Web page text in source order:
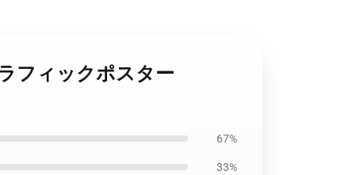
フィックポスター
67%
33%